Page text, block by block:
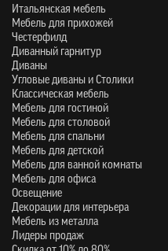
Итальянская мебель
Мебель для прихожей
Честерфилд
Диванный гарнитур
Диваны
Угловые диваны и Столики
Классическая мебель
Мебель для гостиной
Мебель для столовой
Мебель для спальни
Мебель для детской
Мебель для ванной комнаты
Мебель для офиса
Освещение
Декорации для интерьера
Мебель из металла
Лидеры продаж